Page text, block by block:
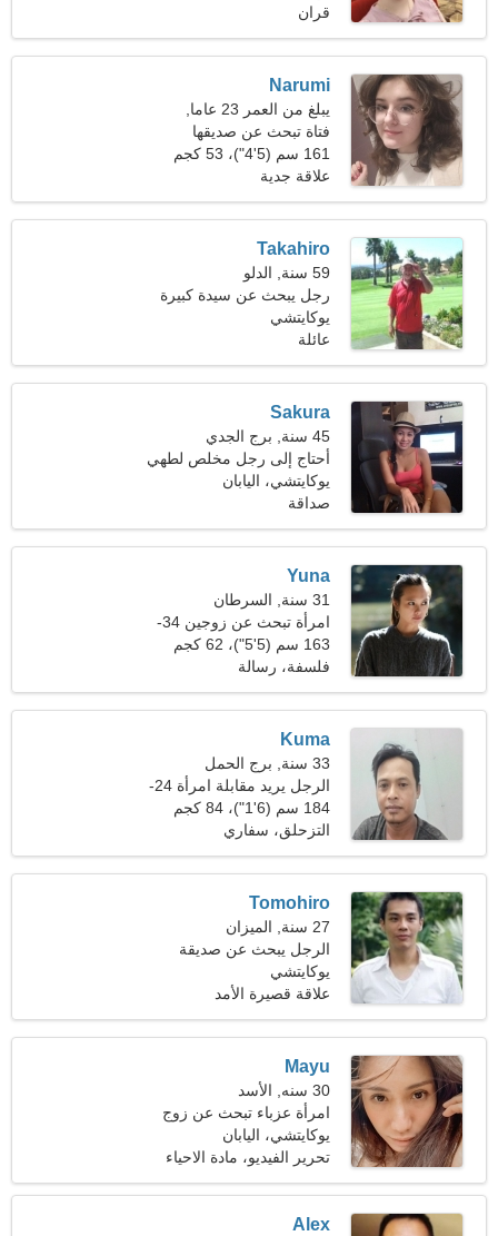
قران
Narumi
يبلغ من العمر 23 عاما,
القوس
فتاة تبحث عن صديقها
161 سم (5'4")، 53 كجم
(116 رطلا)
علاقة جدية
Takahiro
59 سنة, الدلو
رجل يبحث عن سيدة كبيرة
يوكايتشي
عائلة
Sakura
45 سنة, برج الجدي
أحتاج إلى رجل مخلص لطهي
الطعام معا
يوكايتشي، اليابان
صداقة
Yuna
31 سنة, السرطان
امرأة تبحث عن زوجين 34-
42
163 سم (5'5")، 62 كجم
(136 رطلا)
فلسفة، رسالة
Kuma
33 سنة, برج الحمل
الرجل يريد مقابلة امرأة 24-
31
184 سم (6'1")، 84 كجم
(185 رطلا)
التزحلق، سفاري
Tomohiro
27 سنة, الميزان
الرجل يبحث عن صديقة
يوكايتشي
علاقة قصيرة الأمد
Mayu
30 سنه, الأسد
امرأة عزباء تبحث عن زوج
34-42
يوكايتشي، اليابان
تحرير الفيديو، مادة الاحياء
Alex